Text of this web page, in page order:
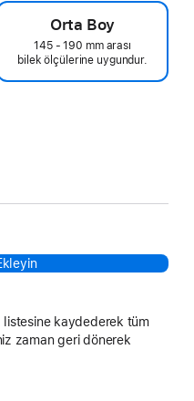
Orta Boy
145 - 190 mm arası
bilek ölçülerine uygundur.
listesine kaydederek tüm
zaman geri dönerek